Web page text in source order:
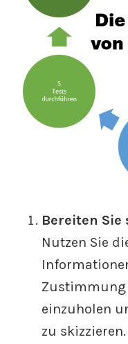
Bereiten Sie
Nutzen Sie
Zustimmung
einzuholen
zu skizzieren.